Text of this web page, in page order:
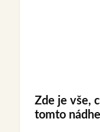
Zde je vše,
tomto